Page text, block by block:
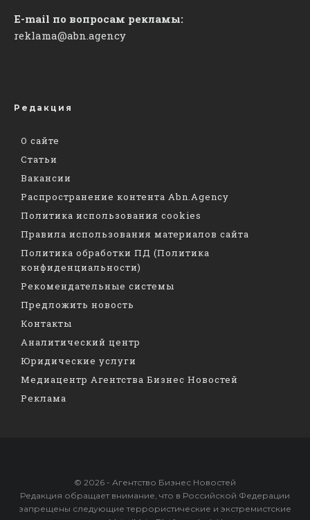
E-mail по вопросам рекламы:
reklama@abn.agency
Редакция
О сайте
Статьи
Вакансии
Распространение контента Abn.Agency
Политика использования cookies
Правила использования материалов сайта
Политика обработки ПД (Политика
конфиденциальности)
Рекомендательные системы
Предложить новость
Контакты
Аналитический центр
Юридические услуги
Медиацентр Агентства Бизнес Новостей
Реклама
© 2026 - Агентство Бизнес Новостей
Редакция обращает внимание, что в Российской Федерации
запрещены следующие террористические и экстремистские